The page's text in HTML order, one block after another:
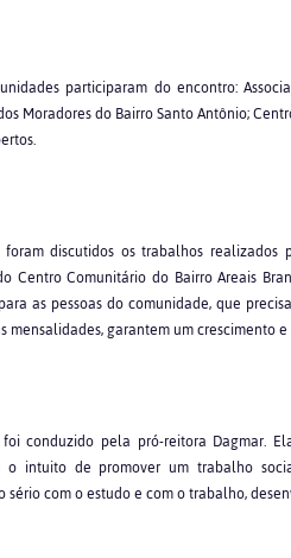
participaram do encontro:
Moradores do Bairro Santo Antônio;
foram discutidos os trabalhos
Centro Comunitário do Bairro Areais
as pessoas do comunidade, que
mensalidades, garantem um crescimento
conduzido pela pró-reitora Dagmar.
o intuito de promover um trabalho
sério com o estudo e com o trabalho,